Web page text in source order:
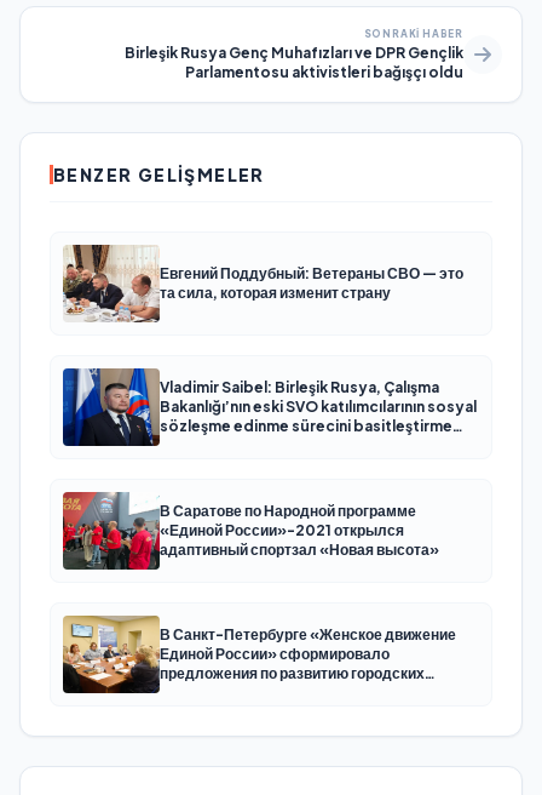
SONRAKI HABER
Birleşik Rusya Genç Muhafızları ve DPR Gençlik
Parlamentosu aktivistleri bağışçı oldu
BENZER GELIŞMELER
Евгений Поддубный: Ветераны СВО — это
та сила, которая изменит страну
Vladimir Saibel: Birleşik Rusya, Çalışma
Bakanlığı’nın eski SVO katılımcılarının sosyal
sözleşme edinme sürecini basitleştirme
В Саратове по Народной программе
«Единой России»-2021 открылся
адаптивный спортзал «Новая высота»
В Санкт-Петербурге «Женское движение
Единой России» сформировало
предложения по развитию городских